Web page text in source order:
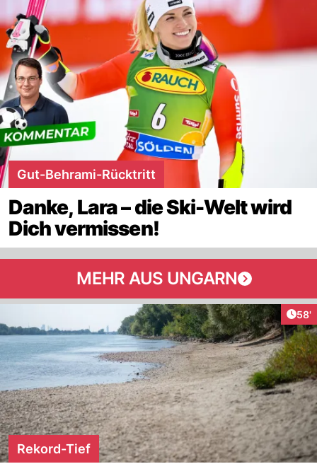
Gut-Behrami-Rücktritt
Danke, Lara – die Ski-Welt wird
Dich vermissen!
MEHR AUS UNGARN
58'
Rekord-Tief